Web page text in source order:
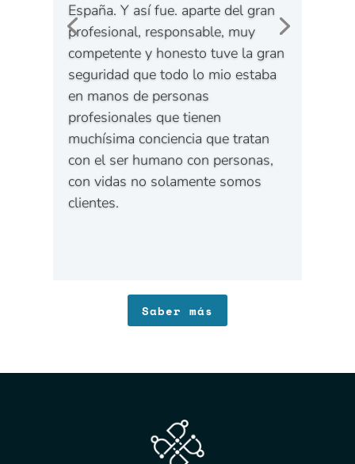
España. Y así fue. aparte del gran
profesional, responsable, muy
competente y honesto tuve la gran
seguridad que todo lo mio estaba
en manos de personas
profesionales que tienen
muchísima conciencia que tratan
con el ser humano con personas,
con vidas no solamente somos
clientes.
Saber más